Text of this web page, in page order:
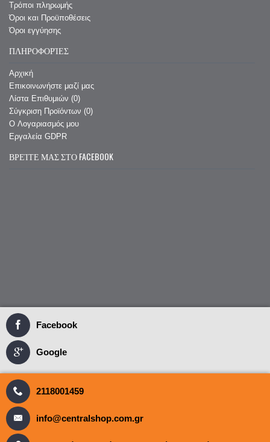
Τρόποι πληρωμής
Όροι και Προϋποθέσεις
Όροι εγγύησης
ΠΛΗΡΟΦΟΡΊΕΣ
Αρχική
Επικοινωνήστε μαζί μας
Λίστα Επιθυμιών (0)
Σύγκριση Προϊόντων (0)
O Λογαριασμός μου
Εργαλεία GDPR
ΒΡΕΊΤΕ ΜΑΣ ΣΤΟ FACEBOOK
Facebook
Google
2118001459
info@centralshop.com.gr